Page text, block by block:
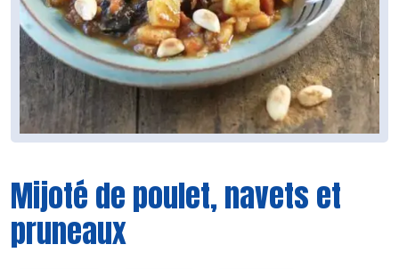
Mijoté de poulet, navets et
pruneaux